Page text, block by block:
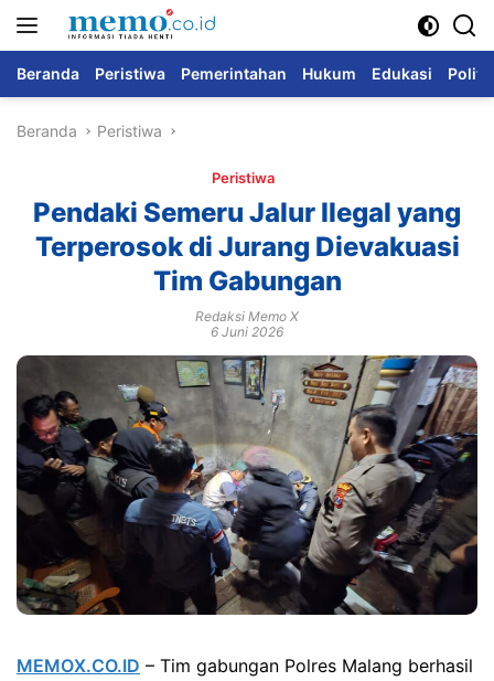
Beranda Peristiwa Pemerintahan Hukum Edukasi Politik
Beranda Peristiwa
Peristiwa
Pendaki Semeru Jalur Ilegal yang
Terperosok di Jurang Dievakuasi
Tim Gabungan
Redaksi Memo X
6 Juni 2026
MEMOX.CO.ID – Tim gabungan Polres Malang berhasil